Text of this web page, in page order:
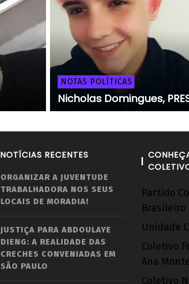
NOTAS POLÍTICAS
Nicholas Domingues,
NOTÍCIAS RECENTES
ORGANIZAR A JUVENTUDE
TRABALHADORA NOS SEUS
LOCAIS DE MORADIA!
JUSTIÇA PARA ABDOULAYE
DIENG: A REALIDADE DAS
CRECHES CONVENIADAS EM
SÃO PAULO
Partido
Brasileiro
Unidade
Coletivo
Ana
Coletivo